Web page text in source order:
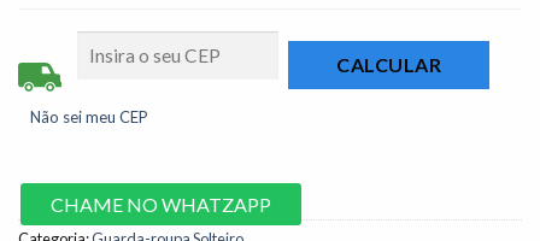
Não sei meu CEP
CHAME NO WHATZAPP